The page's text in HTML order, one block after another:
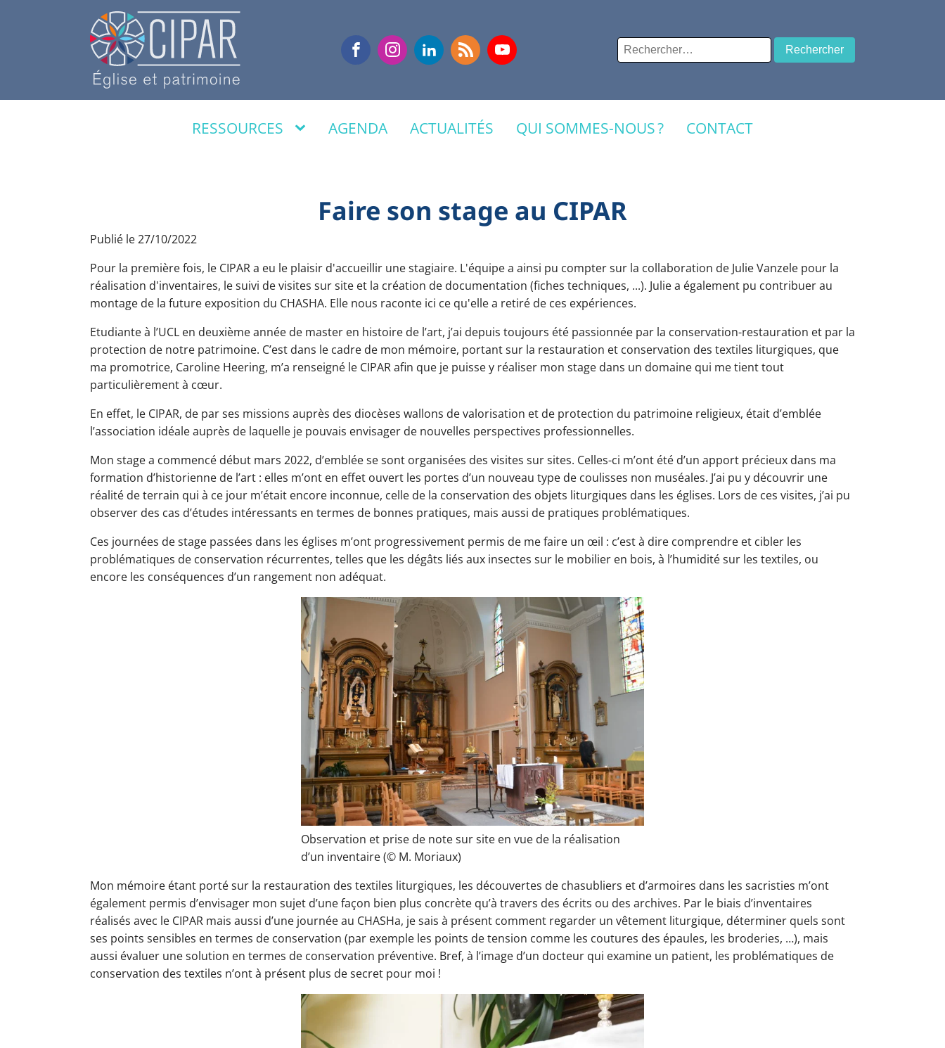
Rechercher :
RESSOURCES AGENDA ACTUALITÉS QUI SOMMES-NOUS ? CONTACT
Faire son stage au CIPAR
Publié le27/10/2022
Pour la première fois, le CIPAR a eu le plaisir d'accueillir une stagiaire. L'équipe a ainsi pu compter sur la collaboration de Julie Vanzele pour la
réalisation d'inventaires, le suivi de visites sur site et la création de documentation (fiches techniques, ...). Julie a également pu contribuer au
montage de la future exposition du CHASHA. Elle nous raconte ici ce qu'elle a retiré de ces expériences.
Etudiante à l’UCL en deuxième année de master en histoire de l’art, j’ai depuis toujours été passionnée par la conservation-restauration et par la
protection de notre patrimoine. C’est dans le cadre de mon mémoire, portant sur la restauration et conservation des textiles liturgiques, que
ma promotrice, Caroline Heering, m’a renseigné le CIPAR afin que je puisse y réaliser mon stage dans un domaine qui me tient tout
particulièrement à cœur.
En effet, le CIPAR, de par ses missions auprès des diocèses wallons de valorisation et de protection du patrimoine religieux, était d’emblée
l’association idéale auprès de laquelle je pouvais envisager de nouvelles perspectives professionnelles.
Mon stage a commencé début mars 2022, d’emblée se sont organisées des visites sur sites. Celles-ci m’ont été d’un apport précieux dans ma
formation d’historienne de l’art : elles m’ont en effet ouvert les portes d’un nouveau type de coulisses non muséales. J’ai pu y découvrir une
réalité de terrain qui à ce jour m’était encore inconnue, celle de la conservation des objets liturgiques dans les églises. Lors de ces visites, j’ai pu
observer des cas d’études intéressants en termes de bonnes pratiques, mais aussi de pratiques problématiques.
Ces journées de stage passées dans les églises m’ont progressivement permis de me faire un œil : c’est à dire comprendre et cibler les
problématiques de conservation récurrentes, telles que les dégâts liés aux insectes sur le mobilier en bois, à l’humidité sur les textiles, ou
encore les conséquences d’un rangement non adéquat.
Observation et prise de note sur site en vue de la réalisation
d’un inventaire (© M. Moriaux)
Mon mémoire étant porté sur la restauration des textiles liturgiques, les découvertes de chasubliers et d’armoires dans les sacristies m’ont
également permis d’envisager mon sujet d’une façon bien plus concrète qu’à travers des écrits ou des archives. Par le biais d’inventaires
réalisés avec le CIPAR mais aussi d’une journée au CHASHa, je sais à présent comment regarder un vêtement liturgique, déterminer quels sont
ses points sensibles en termes de conservation (par exemple les points de tension comme les coutures des épaules, les broderies, …), mais
aussi évaluer une solution en termes de conservation préventive. Bref, à l’image d’un docteur qui examine un patient, les problématiques de
conservation des textiles n’ont à présent plus de secret pour moi !